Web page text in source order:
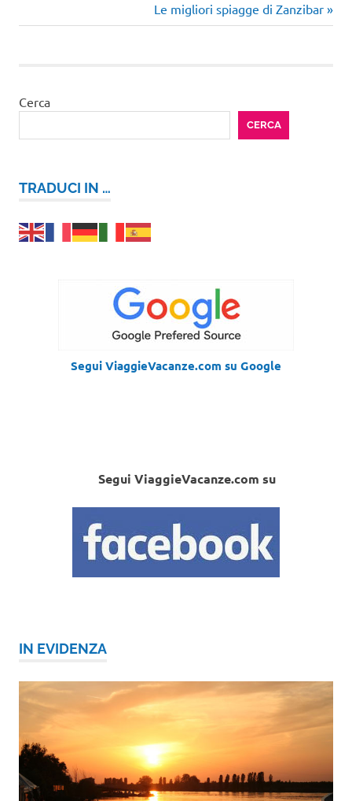
articoli
Articolo
successivo:
Le migliori spiagge di Zanzibar
Cerca
CERCA
TRADUCI IN …
Segui ViaggieVacanze.com su Google
Segui ViaggieVacanze.com su
IN EVIDENZA